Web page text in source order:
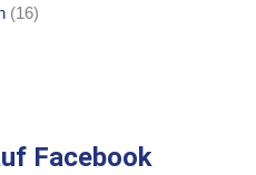
(16)
Facebook